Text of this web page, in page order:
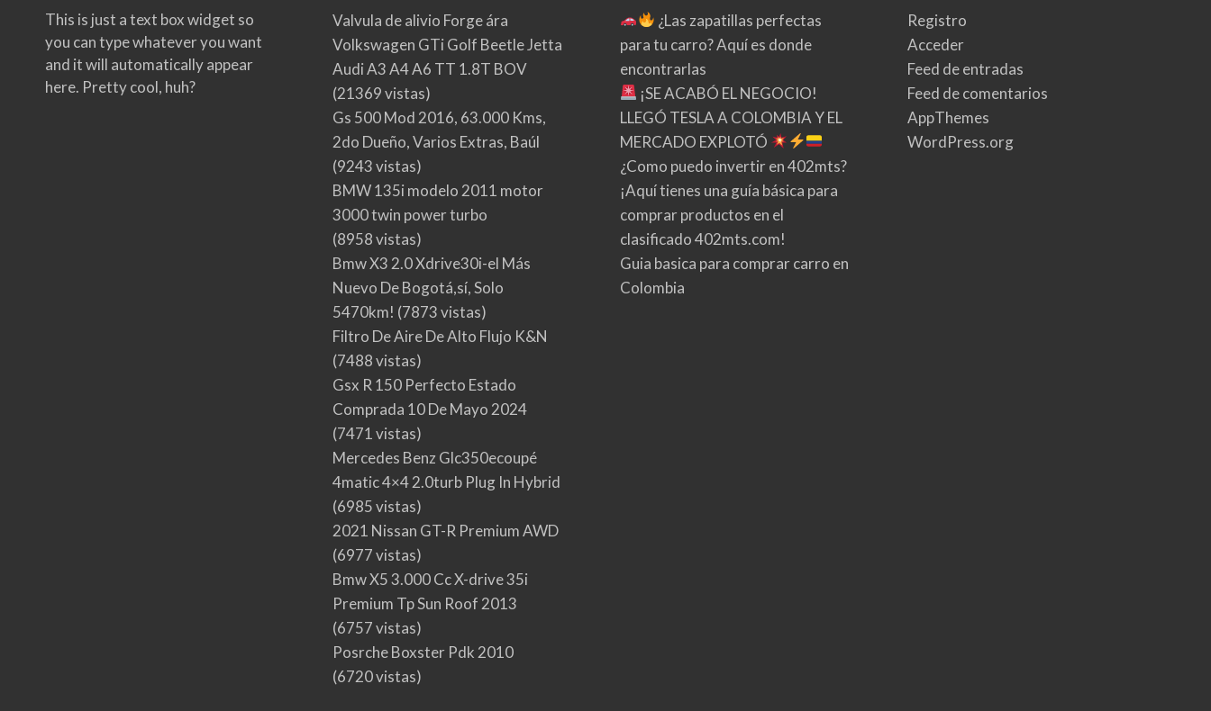
This is just a text box widget so
you can type whatever you want
and it will automatically appear
here. Pretty cool, huh?
Valvula de alivio Forge ára
Volkswagen GTi Golf Beetle Jetta
Audi A3 A4 A6 TT 1.8T BOV
(21369 vistas)
Gs 500 Mod 2016, 63.000 Kms,
2do Dueño, Varios Extras, Baúl
(9243 vistas)
BMW 135i modelo 2011 motor
3000 twin power turbo
(8958 vistas)
Bmw X3 2.0 Xdrive30i-el Más
Nuevo De Bogotá,sí, Solo
5470km! (7873 vistas)
Filtro De Aire De Alto Flujo K&N
(7488 vistas)
Gsx R 150 Perfecto Estado
Comprada 10 De Mayo 2024
(7471 vistas)
Mercedes Benz Glc350ecoupé
4matic 4×4 2.0turb Plug In Hybrid
(6985 vistas)
2021 Nissan GT-R Premium AWD
(6977 vistas)
Bmw X5 3.000 Cc X-drive 35i
Premium Tp Sun Roof 2013
(6757 vistas)
Posrche Boxster Pdk 2010
(6720 vistas)
¿Las zapatillas perfectas
para tu carro? Aquí es donde
encontrarlas
¡SE ACABÓ EL NEGOCIO!
LLEGÓ TESLA A COLOMBIA Y EL
MERCADO EXPLOTÓ
¿Como puedo invertir en 402mts?
¡Aquí tienes una guía básica para
comprar productos en el
clasificado 402mts.com!
Guia basica para comprar carro en
Colombia
Registro
Acceder
Feed de entradas
Feed de comentarios
AppThemes
WordPress.org